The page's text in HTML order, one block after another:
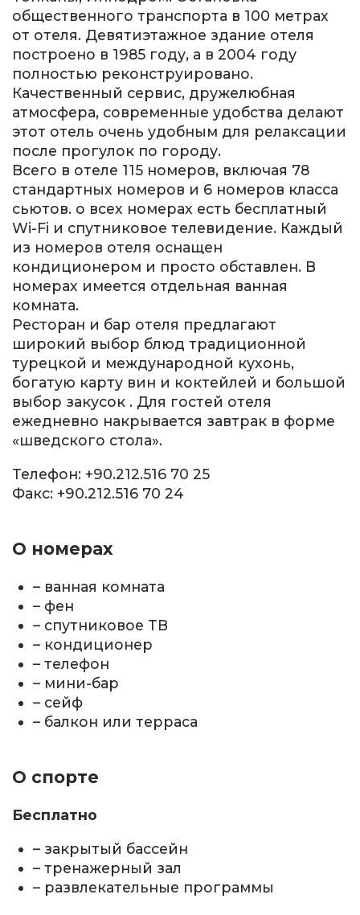
общественного транспорта в 100 метрах
от отеля. Девятиэтажное здание отеля
построено в 1985 году, а в 2004 году
полностью реконструировано.
Качественный сервис, дружелюбная
атмосфера, современные удобства делают
этот отель очень удобным для релаксации
после прогулок по городу.
Всего в отеле 115 номеров, включая 78
стандартных номеров и 6 номеров класса
сьютов. о всех номерах есть бесплатный
Wi-Fi и спутниковое телевидение. Каждый
из номеров отеля оснащен
кондиционером и просто обставлен. В
номерах имеется отдельная ванная
комната.
Ресторан и бар отеля предлагают
широкий выбор блюд традиционной
турецкой и международной кухонь,
богатую карту вин и коктейлей и большой
выбор закусок . Для гостей отеля
ежедневно накрывается завтрак в форме
«шведского стола».
Телефон: +90.212.516 70 25
Факс: +90.212.516 70 24
О номерах
– ванная комната
– фен
– спутниковое ТВ
– кондиционер
– телефон
– мини-бар
– сейф
– балкон или терраса
О спорте
Бесплатно
– закрытый бассейн
– тренажерный зал
– развлекательные программы